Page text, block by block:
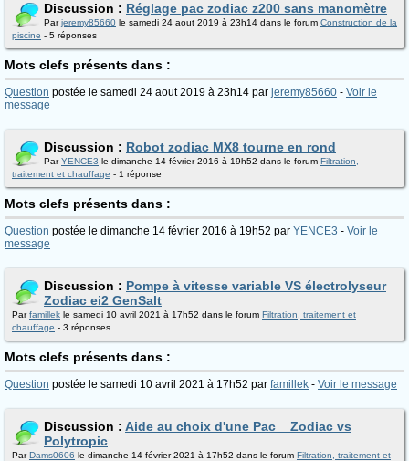
Discussion : Réglage pac zodiac z200 sans manomètre
Parjeremy85660 le samedi 24 aout 2019 à 23h14 dans le forum Construction de la
piscine - 5 réponses
Mots clefs présents dans :
Question postée le samedi 24 aout 2019 à 23h14 par jeremy85660 - Voir le
message
Discussion : Robot zodiac MX8 tourne en rond
ParYENCE3 le dimanche 14 février 2016 à 19h52 dans le forum Filtration,
traitement et chauffage - 1 réponse
Mots clefs présents dans :
Question postée le dimanche 14 février 2016 à 19h52 par YENCE3 - Voir le
message
Discussion : Pompe à vitesse variable VS électrolyseur
Zodiac ei2 GenSalt
Parfamillek le samedi 10 avril 2021 à 17h52 dans le forum Filtration, traitement et
chauffage - 3 réponses
Mots clefs présents dans :
Question postée le samedi 10 avril 2021 à 17h52 par famillek - Voir le message
Discussion : Aide au choix d'une Pac _ Zodiac vs
Polytropic
ParDams0606 le dimanche 14 février 2021 à 17h52 dans le forum Filtration, traitement et